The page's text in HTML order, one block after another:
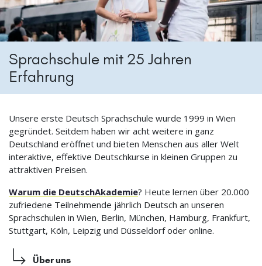
Sprachschule mit 25 Jahren
Erfahrung
Unsere erste Deutsch Sprachschule wurde 1999 in Wien
gegründet. Seitdem haben wir acht weitere in ganz
Deutschland eröffnet und bieten Menschen aus aller Welt
interaktive, effektive Deutschkurse in kleinen Gruppen zu
attraktiven Preisen.
Warum die DeutschAkademie? Heute lernen über 20.000
zufriedene Teilnehmende jährlich Deutsch an unseren
Sprachschulen in Wien, Berlin, München, Hamburg, Frankfurt,
Stuttgart, Köln, Leipzig und Düsseldorf oder online.
Über uns